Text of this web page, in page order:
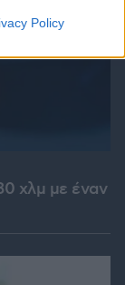
Policy
χλμ με έναν